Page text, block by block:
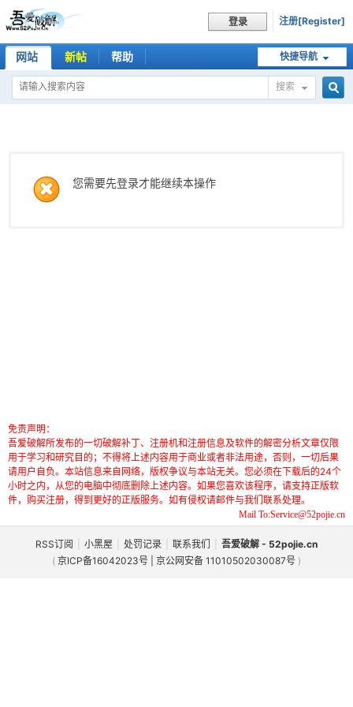
登录 注册[Register]
快捷导航
网站 新帖 帮助
搜索
您需要先登录才能继续本操作
免责声明：
吾爱破解所发布的一切破解补丁、注册机和注册信息及软件的解密分析文章仅限
用于学习和研究目的；不得将上述内容用于商业或者非法用途，否则，一切后果
请用户自负。本站信息来自网络，版权争议与本站无关。您必须在下载后的24个
小时之内，从您的电脑中彻底删除上述内容。如果您喜欢该程序，请支持正版软
件，购买注册，得到更好的正版服务。如有侵权请邮件与我们联系处理。
Mail To:Service@52pojie.cn
RSS订阅 小黑屋 处罚记录 联系我们
吾爱破解 - 52pojie.cn
( 京ICP备16042023号 | 京公网安备 11010502030087号 )